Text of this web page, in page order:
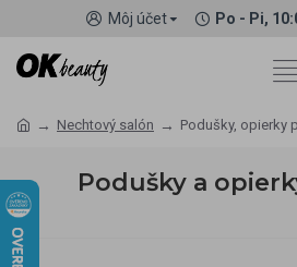
Môj účet Po - Pi,
Nechtový salón Podušky, opierky
Podušky a